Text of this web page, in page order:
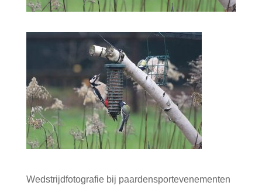
Wedstrijdfotografie bij paardensportevenementen